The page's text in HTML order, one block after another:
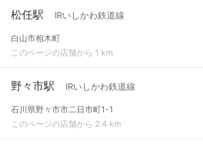
松任駅 IRいしかわ鉄道線
白山市相木町
このページの店舗から 1 km
野々市駅 IRいしかわ鉄道線
石川県野々市市二日市町1-1
このページの店舗から 2.4 km